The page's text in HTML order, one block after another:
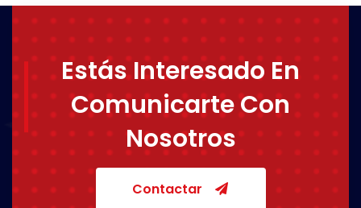
Estás Interesado En
Comunicarte Con
Nosotros
Contactar